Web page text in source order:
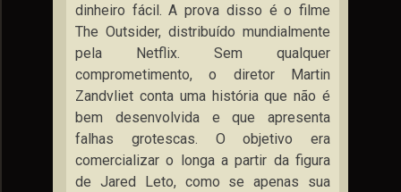
dinheiro fácil. A prova disso é o filme
The Outsider, distribuído mundialmente
pela Netflix. Sem qualquer
comprometimento, o diretor Martin
Zandvliet conta uma história que não é
bem desenvolvida e que apresenta
falhas grotescas. O objetivo era
comercializar o longa a partir da figura
de Jared Leto, como se apenas sua